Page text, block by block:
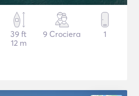
39 ft
12 m
9 Crociera 1